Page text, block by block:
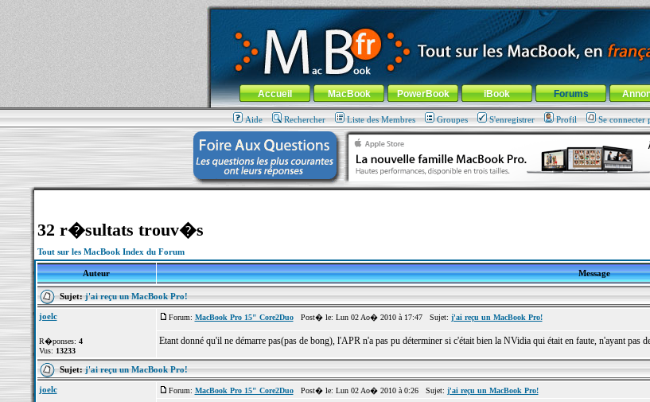
MacBook-fr.com : 100% Apple... 100% nomade !
Aller au contenu-Aller au menu général-Aller au menu de la rubrique
Menu général
Accueil MacBook PowerBook iBook Forums
Aide Rechercher Liste des Membres Groupes S'enregistrer Profil Se
32 r�sultats trouv�s
Tout sur les MacBook Index du Forum
Auteur Message
Sujet:j'ai reçu un MacBook Pro!
joelc
R�ponses: 4
Vus: 13233
Forum: MacBook Pro 15" Core2DuoPost� le: Lun 02 Ao� 2010 à 17:47 Sujet: j'ai reçu un MacBook Pro!
Etant donné qu'il ne démarre pas(pas de bong), l'APR n'a pas pu déterminer si c'était bien la NVidia qui était en faute, n'ayant pas
Sujet:j'ai reçu un MacBook Pro!
joelc Forum: MacBook Pro 15" Core2DuoPost� le: Lun 02 Ao� 2010 à 0:26 Sujet: j'ai reçu un MacBook Pro!